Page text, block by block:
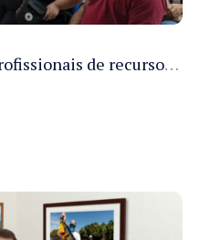
Manausprev capacita profissionais de recursos humanos para agilizar concessão de aposentadorias no município